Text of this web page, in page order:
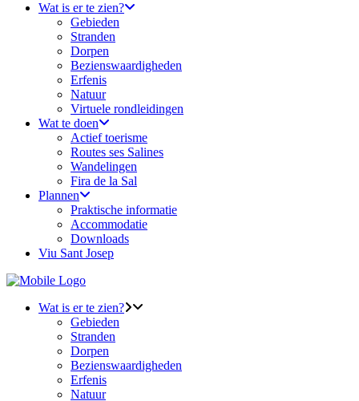
Wat is er te zien?
Gebieden
Stranden
Dorpen
Bezienswaardigheden
Erfenis
Natuur
Virtuele rondleidingen
Wat te doen
Actief toerisme
Routes ses Salines
Wandelingen
Fira de la Sal
Plannen
Praktische informatie
Accommodatie
Downloads
Viu Sant Josep
Wat is er te zien?
Gebieden
Stranden
Dorpen
Bezienswaardigheden
Erfenis
Natuur